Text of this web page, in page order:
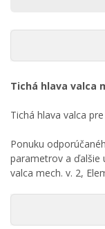
Tichá hlava valca
Tichá hlava valca
Ponuku
parametrov a ďalšie
valca mech. v. 2,